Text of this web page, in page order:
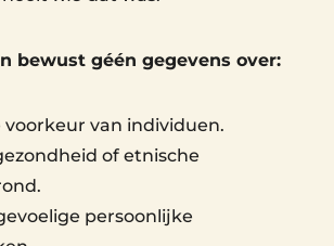
bewust géén gegevens over:
voorkeur van individuen.
of etnische
persoonlijke